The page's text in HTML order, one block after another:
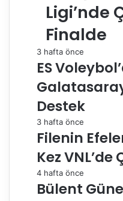
Ligi’nde
Finalde
3 hafta önce
ES
Destek
3 hafta önce
Filenin
Kez
4 hafta önce
Bülent